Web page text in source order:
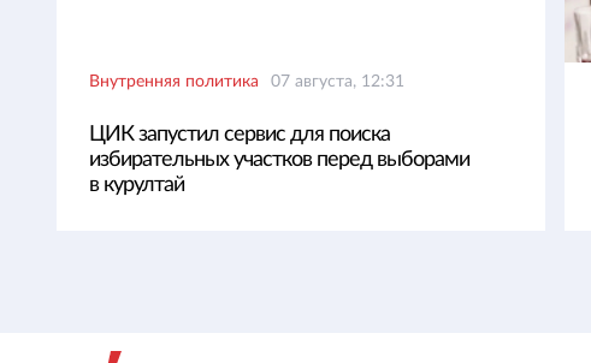
Внутренняя политика 07 августа, 12:31
ЦИК запустил сервис для поиска
избирательных участков перед выборами
в курултай